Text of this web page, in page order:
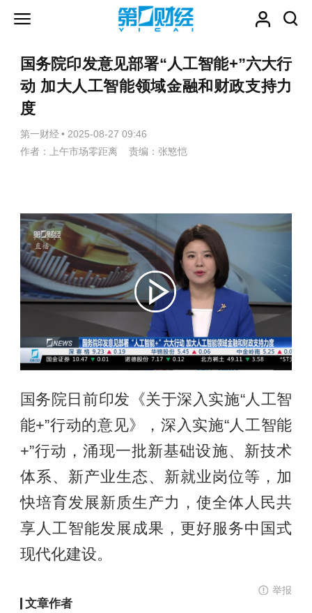
国务院印发意见部署“人工智能+”六大行
动 加大人工智能领域金融和财政支持力
度
第一财经 • 2025-08-27 09:46
作者：上午市场零距离 责编：张慜恺
国务院日前印发《关于深入实施“人工智
能+”行动的意见》，深入实施“人工智能
+”行动，涌现一批新基础设施、新技术
体系、新产业生态、新就业岗位等，加
快培育发展新质生产力，使全体人民共
享人工智能发展成果，更好服务中国式
现代化建设。
举报
文章作者